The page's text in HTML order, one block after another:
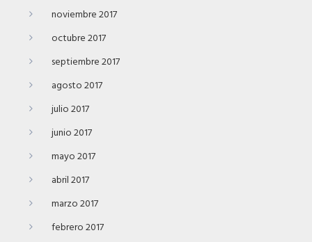
noviembre 2017
octubre 2017
septiembre 2017
agosto 2017
julio 2017
junio 2017
mayo 2017
abril 2017
marzo 2017
febrero 2017